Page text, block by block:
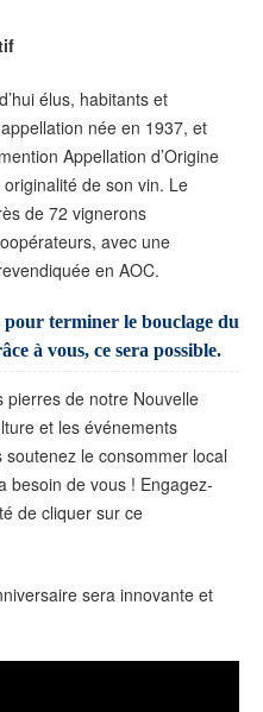
élus, habitants et
née en 1937, et
Appellation d’Origine
de son vin. Le
de 72 vignerons
avec une
en AOC.
pour terminer le bouclage du
à vous, ce sera possible.
pierres de notre Nouvelle
et les événements
le consommer local
besoin de vous ! Engagez-
de cliquer sur ce
sera innovante et